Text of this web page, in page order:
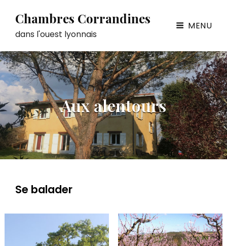
Chambres Corrandines
dans l'ouest lyonnais
MENU
Aux alentours
Se balader